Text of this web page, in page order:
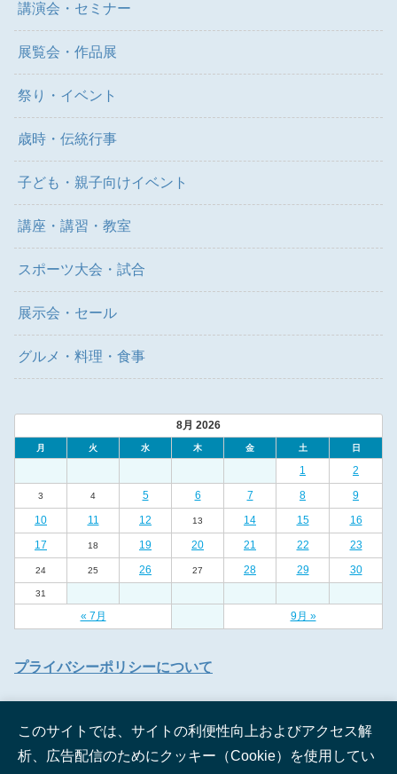
講演会・セミナー
展覧会・作品展
祭り・イベント
歳時・伝統行事
子ども・親子向けイベント
講座・講習・教室
スポーツ大会・試合
展示会・セール
グルメ・料理・食事
8月 2026
月 火 水 木 金 土 日
1 2
3 4 5 6 7 8
9
10
11 12 13 14 15
16
17
18 19 20 21 22 23
24 25 26 27 28 29 30
31
« 7月 9月 »
プライバシーポリシーについて
このサイトでは、サイトの利便性向上およびアクセス解
析、広告配信のためにクッキー（Cookie）を使用してい